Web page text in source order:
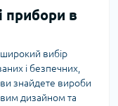
прибори в
вибір
і безпечних,
ви знайдете вироби
дизайном та